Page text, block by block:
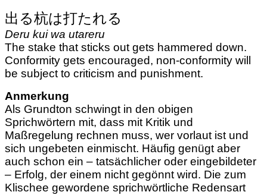
出る杭は打たれる
Deru kui wa utareru
The stake that sticks out gets hammered down.
Conformity gets encouraged, non-conformity will
be subject to criticism and punishment.
Anmerkung
Als Grundton schwingt in den obigen
Sprichwörtern mit, dass mit Kritik und
Maßregelung rechnen muss, wer vorlaut ist und
sich ungebeten einmischt. Häufig genügt aber
auch schon ein – tatsächlicher oder eingebildeter
– Erfolg, der einem nicht gegönnt wird. Die zum
Klischee gewordene sprichwörtliche Redensart